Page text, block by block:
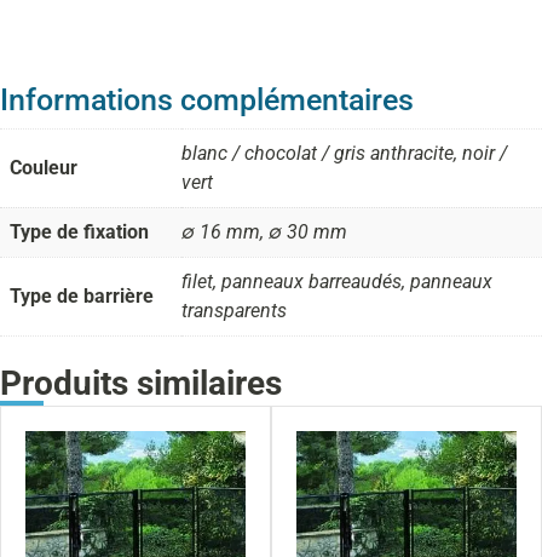
Informations complémentaires
Couleur
blanc / chocolat / gris anthracite, noir /
vert
Type de fixation ∅ 16 mm, ∅ 30 mm
Type de barrière
filet, panneaux barreaudés, panneaux
transparents
Produits similaires